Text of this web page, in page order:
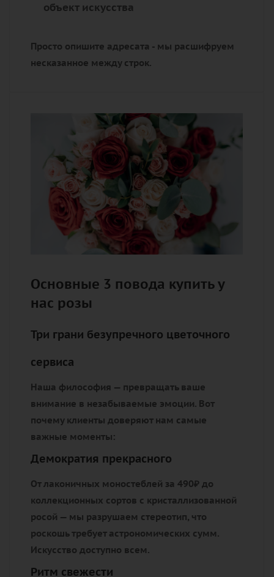
объект искусства
Просто опишите адресата - мы расшифруем
несказанное между строк.
Основные 3 повода купить у
нас розы
Три грани безупречного цветочного
сервиса
Наша философия — превращать ваше
внимание в незабываемые эмоции. Вот
почему клиенты доверяют нам самые
важные моменты:
Демократия прекрасного
От лаконичных моностеблей за 490₽ до
коллекционных сортов с кристаллизованной
росой — мы разрушаем стереотип, что
роскошь требует астрономических сумм.
Искусство доступно всем.
Ритм свежести